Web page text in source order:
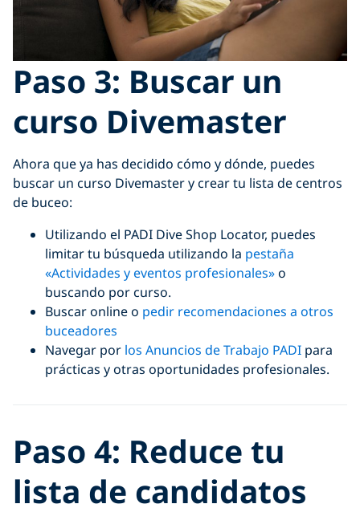
Paso 3: Buscar un
curso Divemaster
Ahora que ya has decidido cómo y dónde, puedes
buscar un curso Divemaster y crear tu lista de centros
de buceo:
Utilizando el PADI Dive Shop Locator, puedes
limitar tu búsqueda utilizando la pestaña
«Actividades y eventos profesionales»o
buscando por curso.
Buscar online o pedir recomendaciones a otros
buceadores
Navegar por los Anuncios de Trabajo PADI para
prácticas y otras oportunidades profesionales.
Paso 4: Reduce tu
lista de candidatos